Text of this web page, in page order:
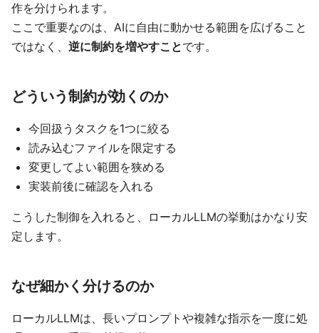
作を分けられます。
ここで重要なのは、AIに自由に動かせる範囲を広げること
ではなく、 逆に制約を増やすことです。
どういう制約が効くのか
今回扱うタスクを1つに絞る
読み込むファイルを限定する
変更してよい範囲を狭める
実装前後に確認を入れる
こうした制御を入れると、ローカルLLMの挙動はかなり安
定します。
なぜ細かく分けるのか
ローカルLLMは、長いプロンプトや複雑な指示を一度に処